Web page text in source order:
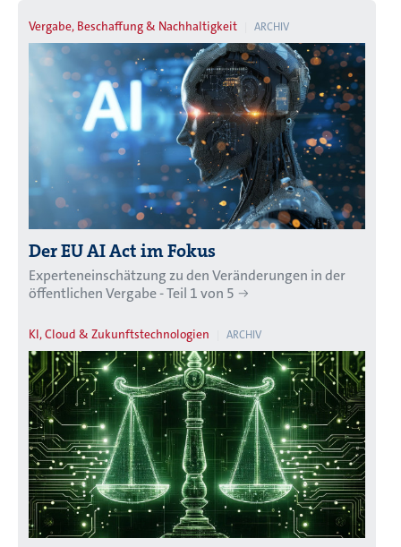
Vergabe, Beschaffung & Nachhaltigkeit ARCHIV
Der EU AI Act im Fokus
Experteneinschätzung zu den Veränderungen in der
öffentlichen Vergabe - Teil 1 von 5
KI, Cloud & Zukunftstechnologien ARCHIV